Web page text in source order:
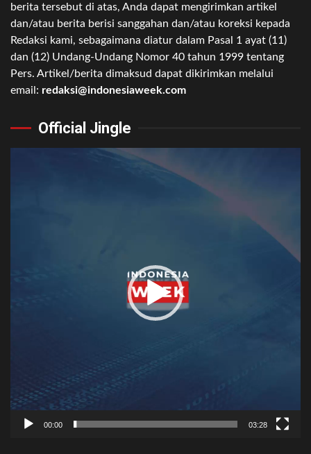
berita tersebut di atas, Anda dapat mengirimkan artikel
dan/atau berita berisi sanggahan dan/atau koreksi kepada
Redaksi kami, sebagaimana diatur dalam Pasal 1 ayat (11)
dan (12) Undang-Undang Nomor 40 tahun 1999 tentang
Pers. Artikel/berita dimaksud dapat dikirimkan melalui
email: redaksi@indonesiaweek.com
Official Jingle
00:00 03:28